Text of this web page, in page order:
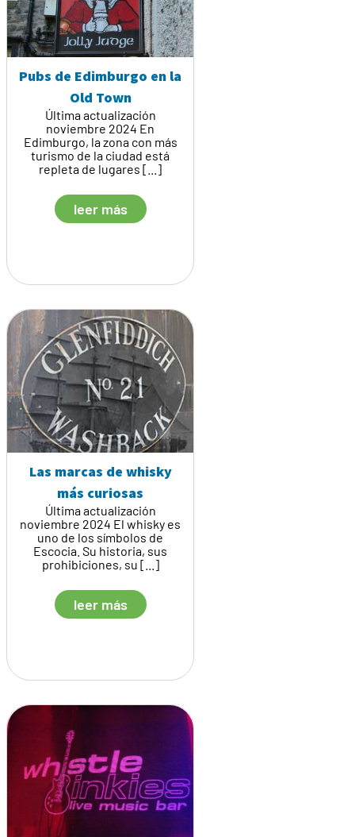
Pubs de Edimburgo en la
Old Town
Última actualización
noviembre 2024 En
Edimburgo, la zona con más
turismo de la ciudad está
repleta de lugares [...]
leer más
Las marcas de whisky
más curiosas
Última actualización
noviembre 2024 El whisky es
uno de los símbolos de
Escocia. Su historia, sus
prohibiciones, su [...]
leer más